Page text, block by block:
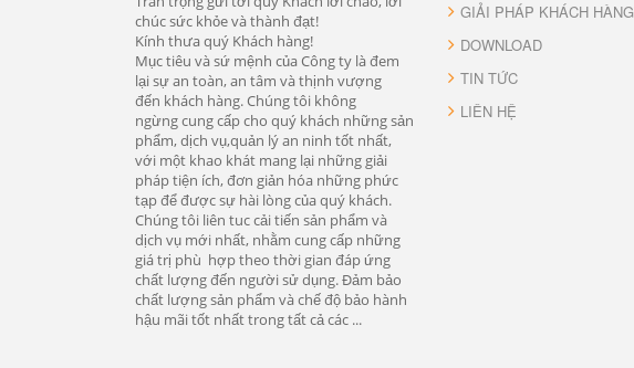
chúc sức khỏe và thành đạt!
Kính thưa quý Khách hàng!
Mục tiêu và sứ mệnh của Công ty là đem
lại sự an toàn, an tâm và thịnh vượng
đến khách hàng. Chúng tôi không
ngừng cung cấp cho quý khách những sản
phẩm, dịch vụ,quản lý an ninh tốt nhất,
với một khao khát mang lại những giải
pháp tiện ích, đơn giản hóa những phức
tạp để được sự hài lòng của quý khách.
Chúng tôi liên tuc cải tiến sản phẩm và
dịch vụ mới nhất, nhằm cung cấp những
giá trị phù hợp theo thời gian đáp ứng
chất lượng đến người sử dụng. Đảm bảo
chất lượng sản phẩm và chế độ bảo hành
hậu mãi tốt nhất trong tất cả các ...
GIẢI PHÁP KHÁCH HÀNG
DOWNLOAD
TIN TỨC
LIÊN HỆ